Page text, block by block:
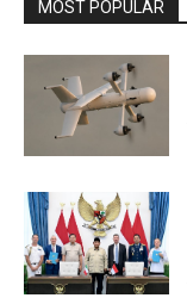
MOST POPULAR